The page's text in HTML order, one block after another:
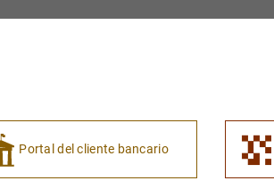
Portal del cliente bancario